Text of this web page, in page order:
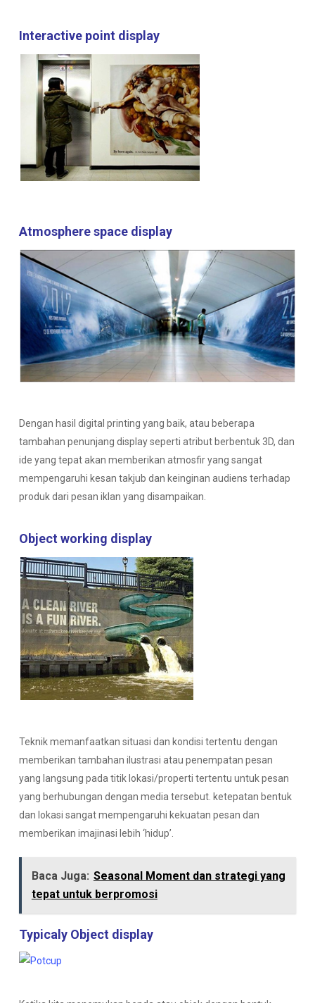
Interactive point display
Atmospherespace display
Dengan hasil digital printing yang baik, atau beberapa
tambahan penunjang display seperti atribut berbentuk 3D, dan
ide yang tepat akan memberikan atmosfir yang sangat
mempengaruhi kesan takjub dan keinginan audiens terhadap
produk dari pesan iklan yang disampaikan.
Object working display
Teknik memanfaatkan situasi dan kondisi tertentu dengan
memberikan tambahan ilustrasi atau penempatan pesan
yang langsung pada titik lokasi/properti tertentu untuk pesan
yang berhubungan dengan media tersebut. ketepatan bentuk
dan lokasi sangat mempengaruhi kekuatan pesan dan
memberikan imajinasi lebih ‘hidup’.
Baca Juga: Seasonal Moment dan strategi yang
tepat untuk berpromosi
Typicaly Object display